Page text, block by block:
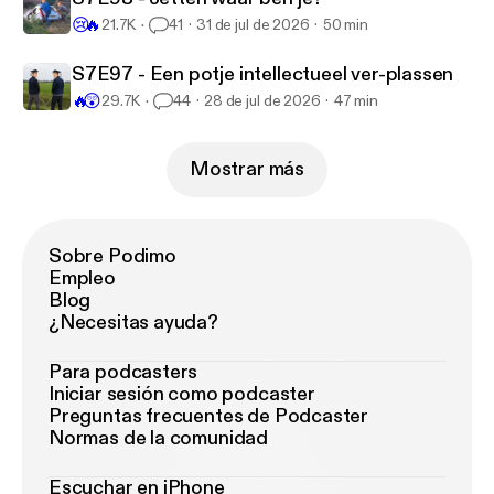
😢🔥 21.7K 41 31 de jul de 2026 50 min
S7E97 - Een potje intellectueel ver-plassen
🔥😲29.7K 44 28 de jul de 2026 47 min
Mostrar más
Sobre Podimo
Empleo
Blog
¿Necesitas ayuda?
Para podcasters
Iniciar sesión como podcaster
Preguntas frecuentes de Podcaster
Normas de la comunidad
Escuchar en iPhone